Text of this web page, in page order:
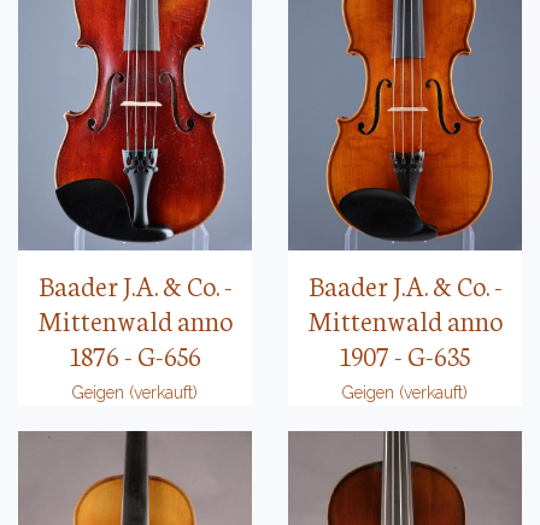
Baader J.A. & Co. -
Mittenwald anno
1876 - G-656
Geigen (verkauft)
Baader J.A. & Co. -
Mittenwald anno
1907 - G-635
Geigen (verkauft)